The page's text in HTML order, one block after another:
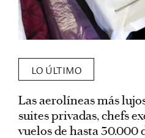
LO ÚLTIMO
Las aerolíneas más
suites privadas, chefs
vuelos de hasta 30.000